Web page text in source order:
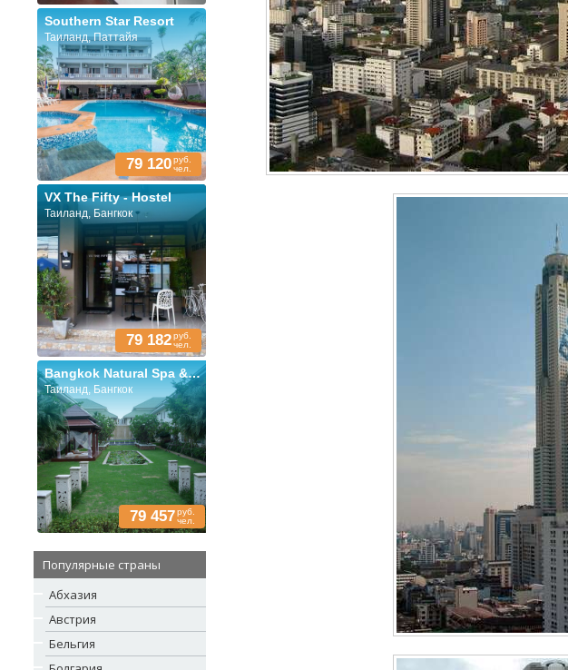
Southern Star Resort
Таиланд, Паттайя
79 120руб.
чел.
VX The Fifty - Hostel
Таиланд, Бангкок
79 182руб.
чел.
Bangkok Natural Spa & Resort
Таиланд, Бангкок
79 457руб.
чел.
Популярные страны
Абхазия
Австрия
Бельгия